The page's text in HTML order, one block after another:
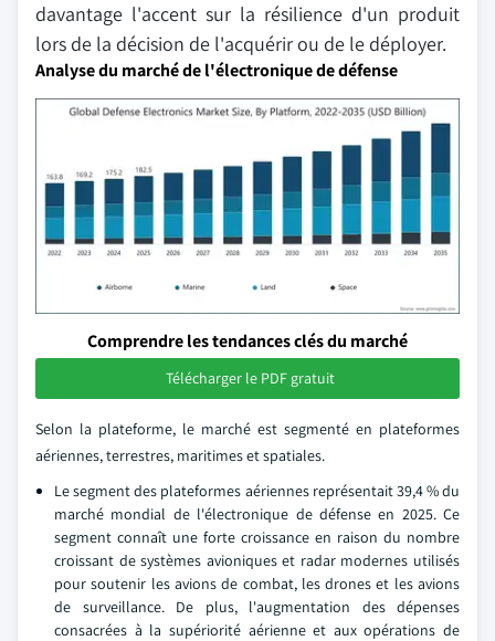
davantage l'accent sur la résilience d'un produit
lors de la décision de l'acquérir ou de le déployer.
Analyse du marché de l'électronique de défense
Comprendre les tendances clés du marché
Télécharger le PDF gratuit
Selon la plateforme, le marché est segmenté en plateformes
aériennes, terrestres, maritimes et spatiales.
Le segment des plateformes aériennes représentait 39,4 % du
marché mondial de l'électronique de défense en 2025. Ce
segment connaît une forte croissance en raison du nombre
croissant de systèmes avioniques et radar modernes utilisés
pour soutenir les avions de combat, les drones et les avions
de surveillance. De plus, l'augmentation des dépenses
consacrées à la supériorité aérienne et aux opérations de